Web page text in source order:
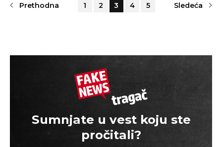
Prethodna 1 2 3 4 5 Sledeća
Sumnjate u vest koju ste
pročitali?